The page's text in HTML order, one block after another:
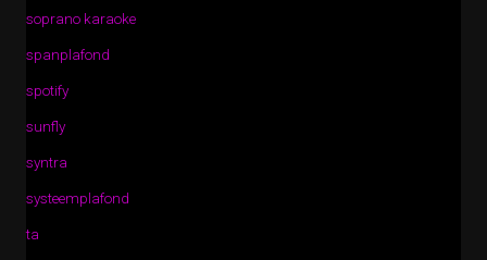
soprano karaoke
spanplafond
spotify
sunfly
syntra
systeemplafond
ta